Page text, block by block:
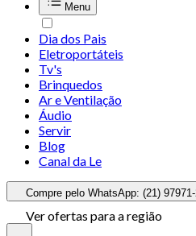
Menu
Dia dos Pais
Eletroportáteis
Tv's
Brinquedos
Ar e Ventilação
Áudio
Servir
Blog
Canal da Le
Compre pelo WhatsApp: (21)
Ver ofertas para a região